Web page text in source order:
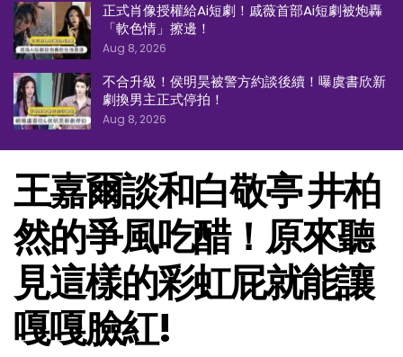
正式肖像授權給Ai短劇！戚薇首部Ai短劇被炮轟
「軟色情」擦邊！
Aug 8, 2026
不合升級！侯明昊被警方約談後續！曝虞書欣新
劇換男主正式停拍！
Aug 8, 2026
王嘉爾談和白敬亭 井柏
然的爭風吃醋！原來聽
見這樣的彩虹屁就能讓
嘎嘎臉紅!